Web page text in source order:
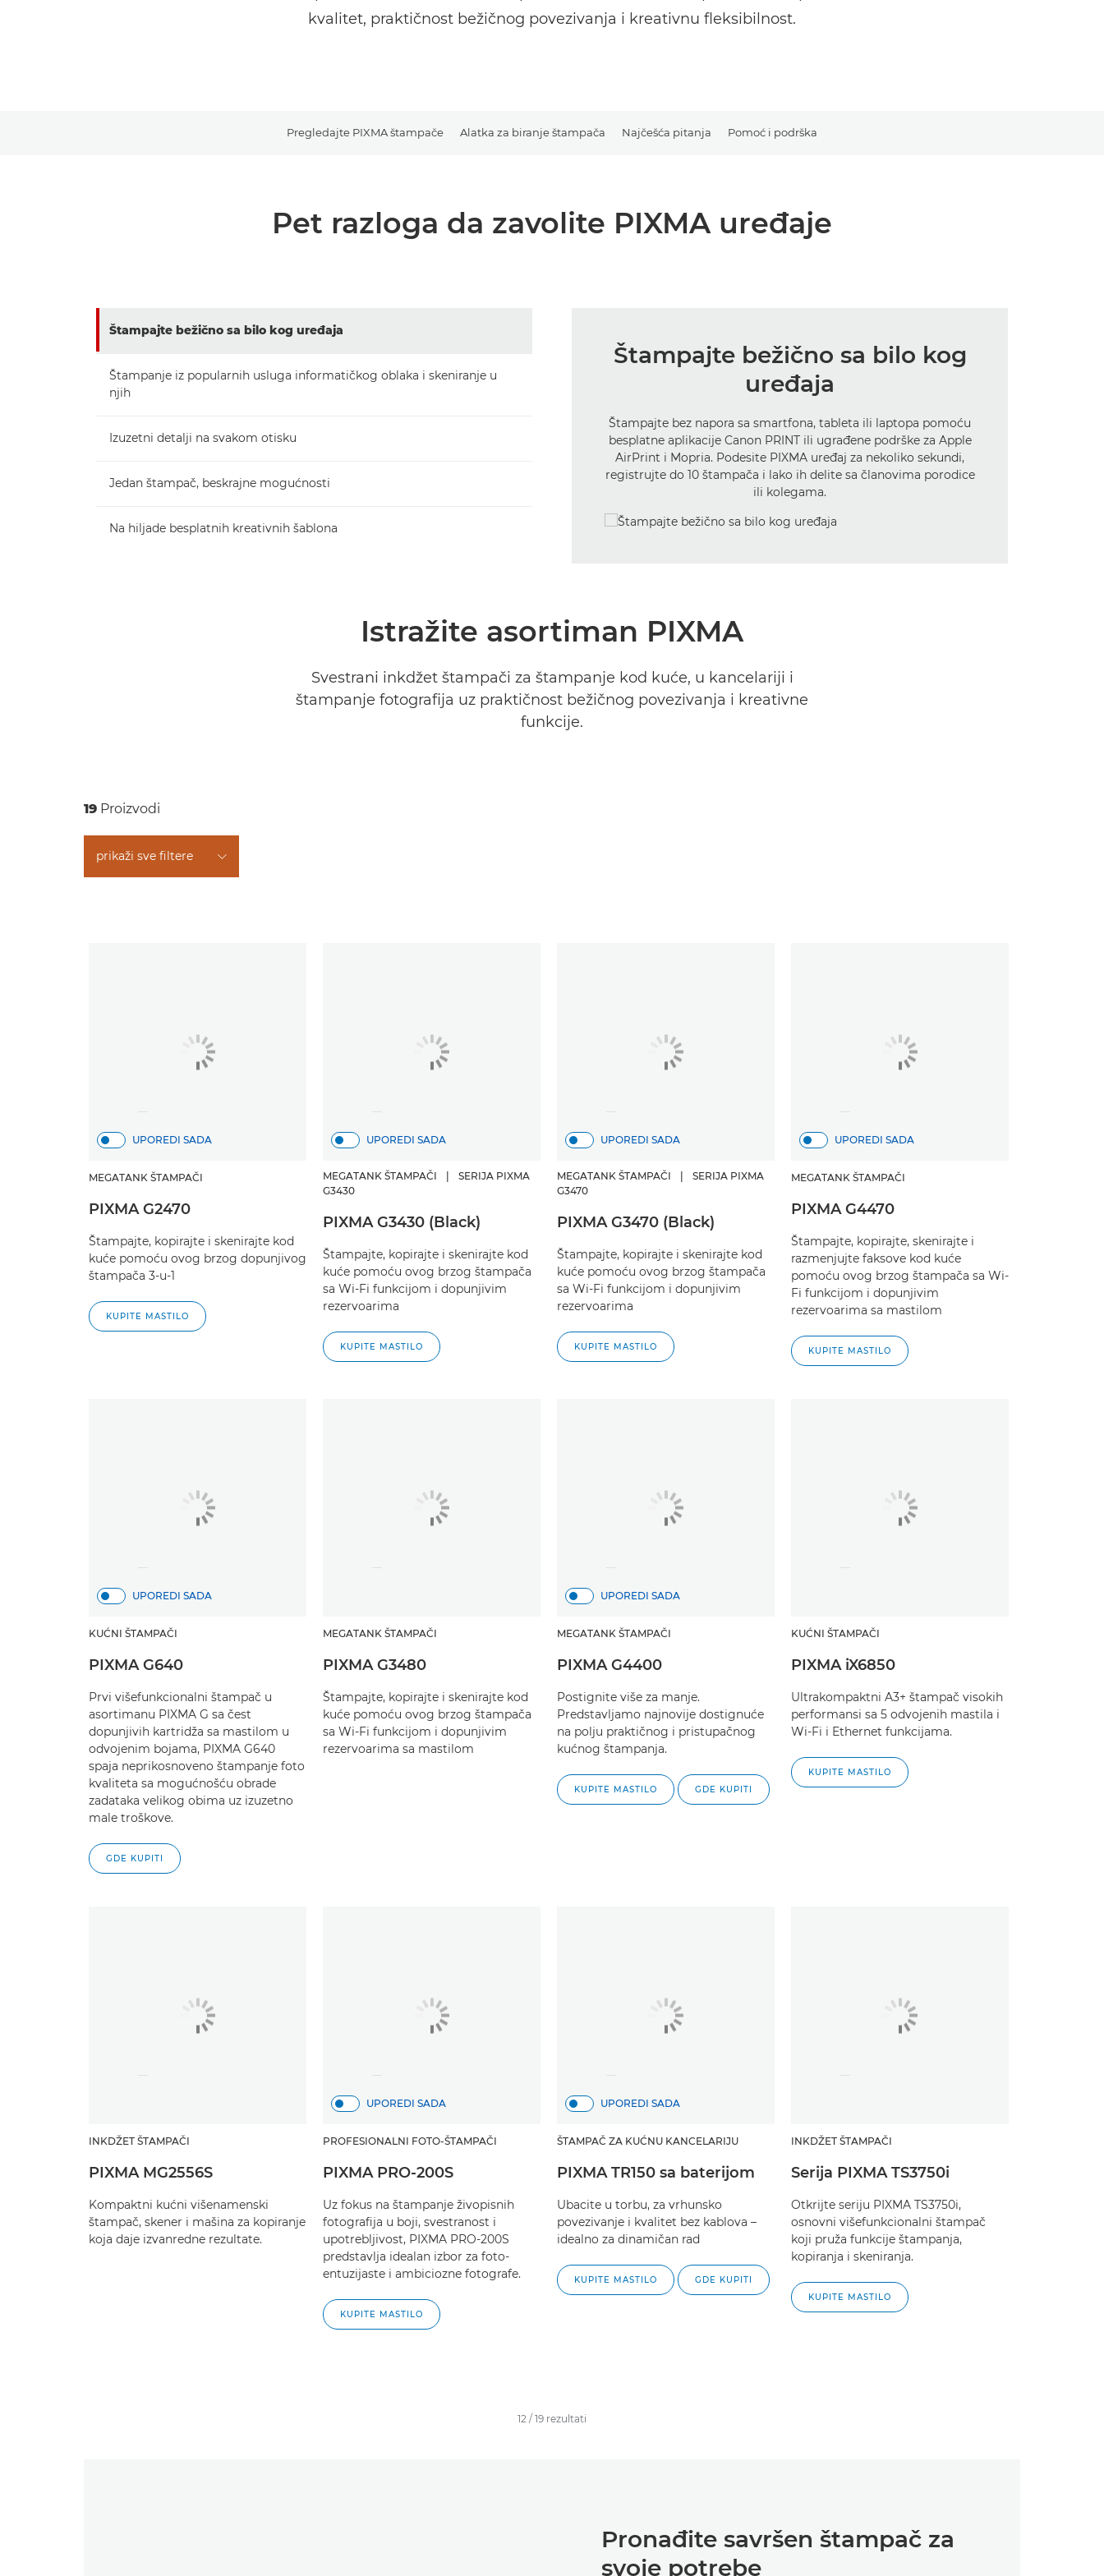
kvalitet, praktičnost bežičnog povezivanja i kreativnu fleksibilnost.
Pregledajte PIXMA štampače Alatka za biranje štampača Najčešća pitanja Pomoć i podrška
Pet razloga da zavolite PIXMA uređaje
Štampajte bežično sa bilo kog uređaja
Štampanje iz popularnih usluga informatičkog oblaka i skeniranje u
njih
Izuzetni detalji na svakom otisku
Jedan štampač, beskrajne mogućnosti
Na hiljade besplatnih kreativnih šablona
Štampajte bežično sa bilo kog
uređaja
Štampajte bez napora sa smartfona, tableta ili laptopa pomoću
besplatne aplikacije Canon PRINT ili ugrađene podrške za Apple
AirPrint i Mopria. Podesite PIXMA uređaj za nekoliko sekundi,
registrujte do 10 štampača i lako ih delite sa članovima porodice
ili kolegama.
Istražite asortiman PIXMA
Svestrani inkdžet štampači za štampanje kod kuće, u kancelariji i
štampanje fotografija uz praktičnost bežičnog povezivanja i kreativne
funkcije.
19 Proizvodi
prikaži sve filtere
UPOREDI SADA
MEGATANK ŠTAMPAČI
PIXMA G2470
Štampajte, kopirajte i skenirajte kod
kuće pomoću ovog brzog dopunjivog
štampača 3-u-1
KUPITE MASTILO
UPOREDI SADA
MEGATANK ŠTAMPAČI
SERIJA PIXMA
G3430
PIXMA G3430 (Black)
Štampajte, kopirajte i skenirajte kod
kuće pomoću ovog brzog štampača
sa Wi-Fi funkcijom i dopunjivim
rezervoarima
KUPITE MASTILO
UPOREDI SADA
MEGATANK ŠTAMPAČI
SERIJA PIXMA
G3470
PIXMA G3470 (Black)
Štampajte, kopirajte i skenirajte kod
kuće pomoću ovog brzog štampača
sa Wi-Fi funkcijom i dopunjivim
rezervoarima
KUPITE MASTILO
UPOREDI SADA
MEGATANK ŠTAMPAČI
PIXMA G4470
Štampajte, kopirajte, skenirajte i
razmenjujte faksove kod kuće
pomoću ovog brzog štampača sa Wi-
Fi funkcijom i dopunjivim
rezervoarima sa mastilom
KUPITE MASTILO
UPOREDI SADA
KUĆNI ŠTAMPAČI
PIXMA G640
Prvi višefunkcionalni štampač u
asortimanu PIXMA G sa čest
dopunjivih kartridža sa mastilom u
odvojenim bojama, PIXMA G640
spaja neprikosnoveno štampanje foto
kvaliteta sa mogućnošću obrade
zadataka velikog obima uz izuzetno
male troškove.
GDE KUPITI
MEGATANK ŠTAMPAČI
PIXMA G3480
Štampajte, kopirajte i skenirajte kod
kuće pomoću ovog brzog štampača
sa Wi-Fi funkcijom i dopunjivim
rezervoarima sa mastilom
UPOREDI SADA
MEGATANK ŠTAMPAČI
PIXMA G4400
Postignite više za manje.
Predstavljamo najnovije dostignuće
na polju praktičnog i pristupačnog
kućnog štampanja.
KUPITE MASTILO GDE KUPITI
KUĆNI ŠTAMPAČI
PIXMA iX6850
Ultrakompaktni A3+ štampač visokih
performansi sa 5 odvojenih mastila i
Wi-Fi i Ethernet funkcijama.
KUPITE MASTILO
INKDŽET ŠTAMPAČI
PIXMA MG2556S
Kompaktni kućni višenamenski
štampač, skener i mašina za kopiranje
koja daje izvanredne rezultate.
UPOREDI SADA
PROFESIONALNI FOTO-ŠTAMPAČI
PIXMA PRO-200S
Uz fokus na štampanje živopisnih
fotografija u boji, svestranost i
upotrebljivost, PIXMA PRO-200S
predstavlja idealan izbor za foto-
entuzijaste i ambiciozne fotografe.
KUPITE MASTILO
UPOREDI SADA
ŠTAMPAČ ZA KUĆNU KANCELARIJU
PIXMA TR150 sa baterijom
Ubacite u torbu, za vrhunsko
povezivanje i kvalitet bez kablova –
idealno za dinamičan rad
KUPITE MASTILO GDE KUPITI
INKDŽET ŠTAMPAČI
Serija PIXMA TS3750i
Otkrijte seriju PIXMA TS3750i,
osnovni višefunkcionalni štampač
koji pruža funkcije štampanja,
kopiranja i skeniranja.
KUPITE MASTILO
12 / 19 rezultati
Pronađite savršen štampač za
svoje potrebe